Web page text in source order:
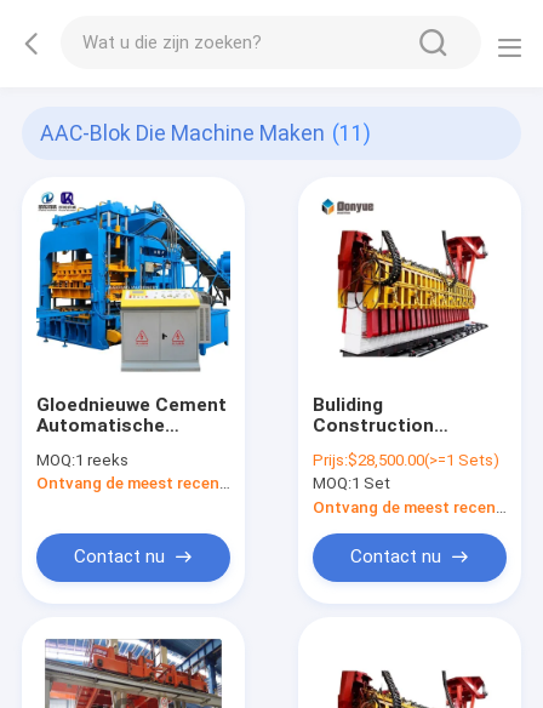
AAC-Blok Die Machine Maken (11)
Gloednieuwe Cement
Automatische
Machine Stevige
Qt12-15 Concrete
de V.S.
MOQ:1 reeks
Ontvang de meest recente Prijs
Contact nu
Buliding
Construction
Block Machine
Factory AAC Block
Manufacturers AAC
Aerated Concrete
Block Production
Line
Prijs:$28,500.00(>=1 Sets)
MOQ:1 Set
Contact nu